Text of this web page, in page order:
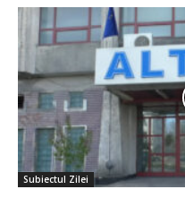
Subiectul Zilei